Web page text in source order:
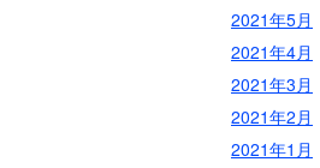
2021年5月
2021年4月
2021年3月
2021年2月
2021年1月